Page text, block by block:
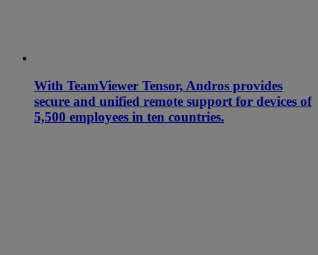
With TeamViewer Tensor, Andros provides
secure and unified remote support for devices of
5,500 employees in ten countries.